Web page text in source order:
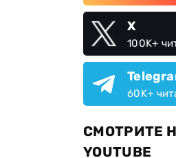
X
100K+
60K+
СМОТРИТЕ
YOUTUBE